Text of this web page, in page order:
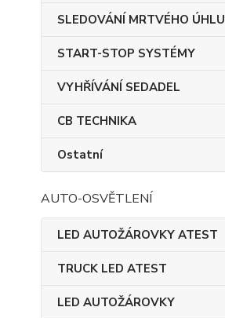
SLEDOVÁNÍ MRTVÉHO ÚHLU
START-STOP SYSTÉMY
VYHŘÍVÁNÍ SEDADEL
CB TECHNIKA
Ostatní
AUTO-OSVĚTLENÍ
LED AUTOŽÁROVKY ATEST
TRUCK LED ATEST
LED AUTOŽÁROVKY